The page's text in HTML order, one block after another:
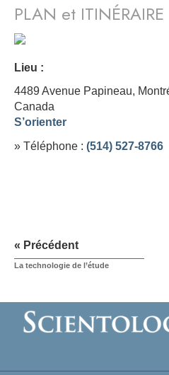
PLAN et ITINÉRAIRE
Lieu :
4489 Avenue Papineau,
Canada
S’orienter
» Téléphone : (514) 527-8766
« Précédent
La technologie de l’étude